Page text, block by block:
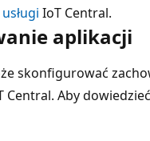
IoT Central.
aplikacji
skonfigurować
Central. Aby